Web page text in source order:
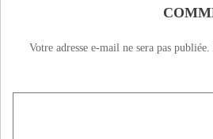
Votre adresse e-mail ne sera pas publiée.